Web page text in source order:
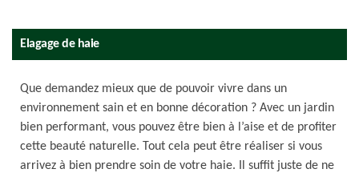
Elagage de haie
Que demandez mieux que de pouvoir vivre dans un
environnement sain et en bonne décoration ? Avec un jardin
bien performant, vous pouvez être bien à l’aise et de profiter
cette beauté naturelle. Tout cela peut être réaliser si vous
arrivez à bien prendre soin de votre haie. Il suffit juste de ne